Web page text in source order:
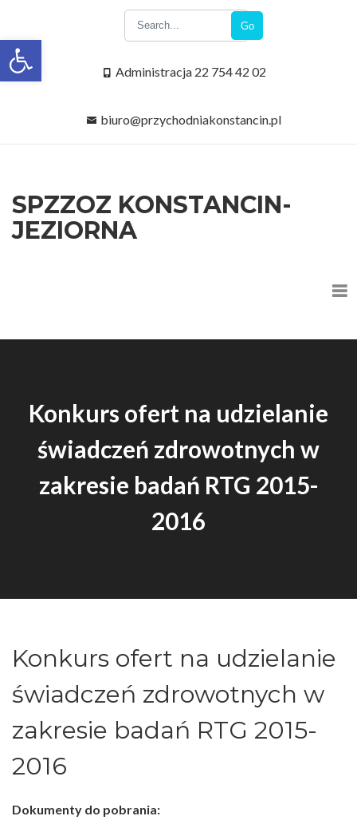
Open toolbar
Go
Administracja 22 754 42 02
biuro@przychodniakonstancin.pl
SPZZOZ KONSTANCIN-
JEZIORNA
Konkurs ofert na udzielanie
świadczeń zdrowotnych w
zakresie badań RTG 2015-
2016
Konkurs ofert na udzielanie
świadczeń zdrowotnych w
zakresie badań RTG 2015-
2016
Dokumenty do pobrania: